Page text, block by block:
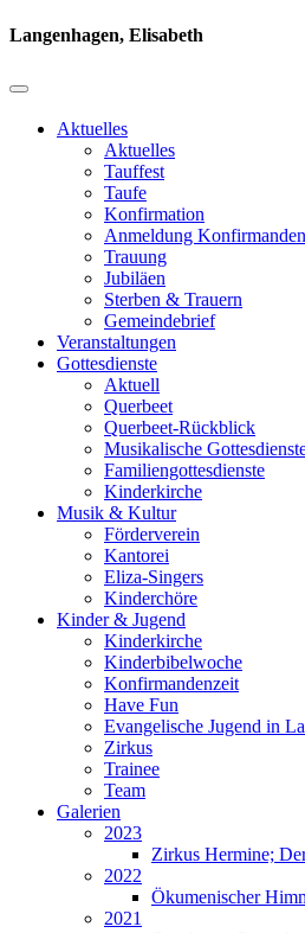
Langenhagen, Elisabeth
Aktuelles
Aktuelles
Tauffest
Taufe
Konfirmation
Anmeldung
Trauung
Jubiläen
Sterben & Trauern
Gemeindebrief
Veranstaltungen
Gottesdienste
Aktuell
Querbeet
Querbeet-Rückblick
Musikalische
Familiengottesdienste
Kinderkirche
Musik & Kultur
Förderverein
Kantorei
Eliza-Singers
Kinderchöre
Kinder & Jugend
Kinderkirche
Kinderbibelwoche
Konfirmandenzeit
Have Fun
Evangelische Jugend in
Zirkus
Trainee
Team
Galerien
2023
Zirkus Hermine;
2022
Ökumenischer
2021